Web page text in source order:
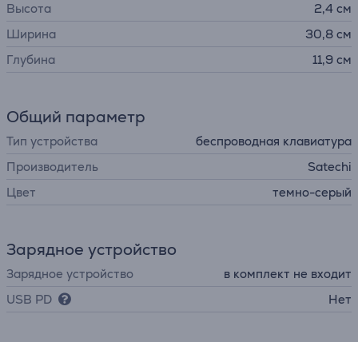
Высота
2,4 см
Ширина
30,8 см
Глубина
11,9 см
Общий параметр
Тип устройства
беспроводная клавиатура
Производитель
Satechi
Цвет
темно-серый
Зарядное устройство
Зарядное устройство
в комплект не входит
USB PD
Нет